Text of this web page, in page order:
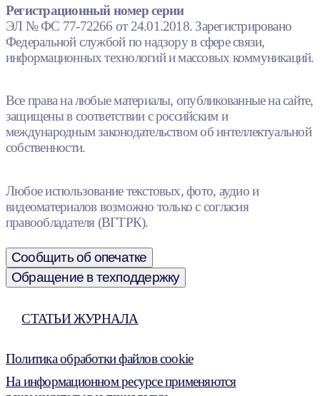
Регистрационный номер серии
ЭЛ № ФС 77-72266 от 24.01.2018. Зарегистрировано
Федеральной службой по надзору в сфере связи,
информационных технологий и массовых коммуникаций.
Все права на любые материалы, опубликованные на сайте,
защищены в соответствии с российским и
международным законодательством об интеллектуальной
собственности.
Любое использование текстовых, фото, аудио и
видеоматериалов возможно только с согласия
правообладателя (ВГТРК).
Сообщить об опечатке
Обращение в техподдержку
СТАТЬИ ЖУРНАЛА
Политика обработки файлов cookie
На информационном ресурсе применяются